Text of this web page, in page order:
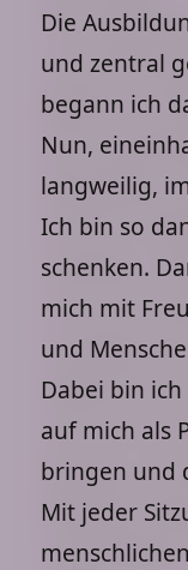
Die
und zentral
begann ich
Nun,
langweilig,
Ich bin so
schenken.
mich mit
und
Dabei bin
auf mich als
bringen und
Mit jeder